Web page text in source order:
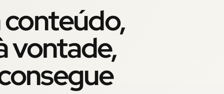
vontade,